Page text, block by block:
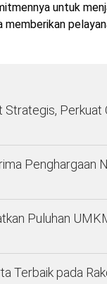
untuk
Perkuat
Penghargaan
Puluhan
Terbaik pada